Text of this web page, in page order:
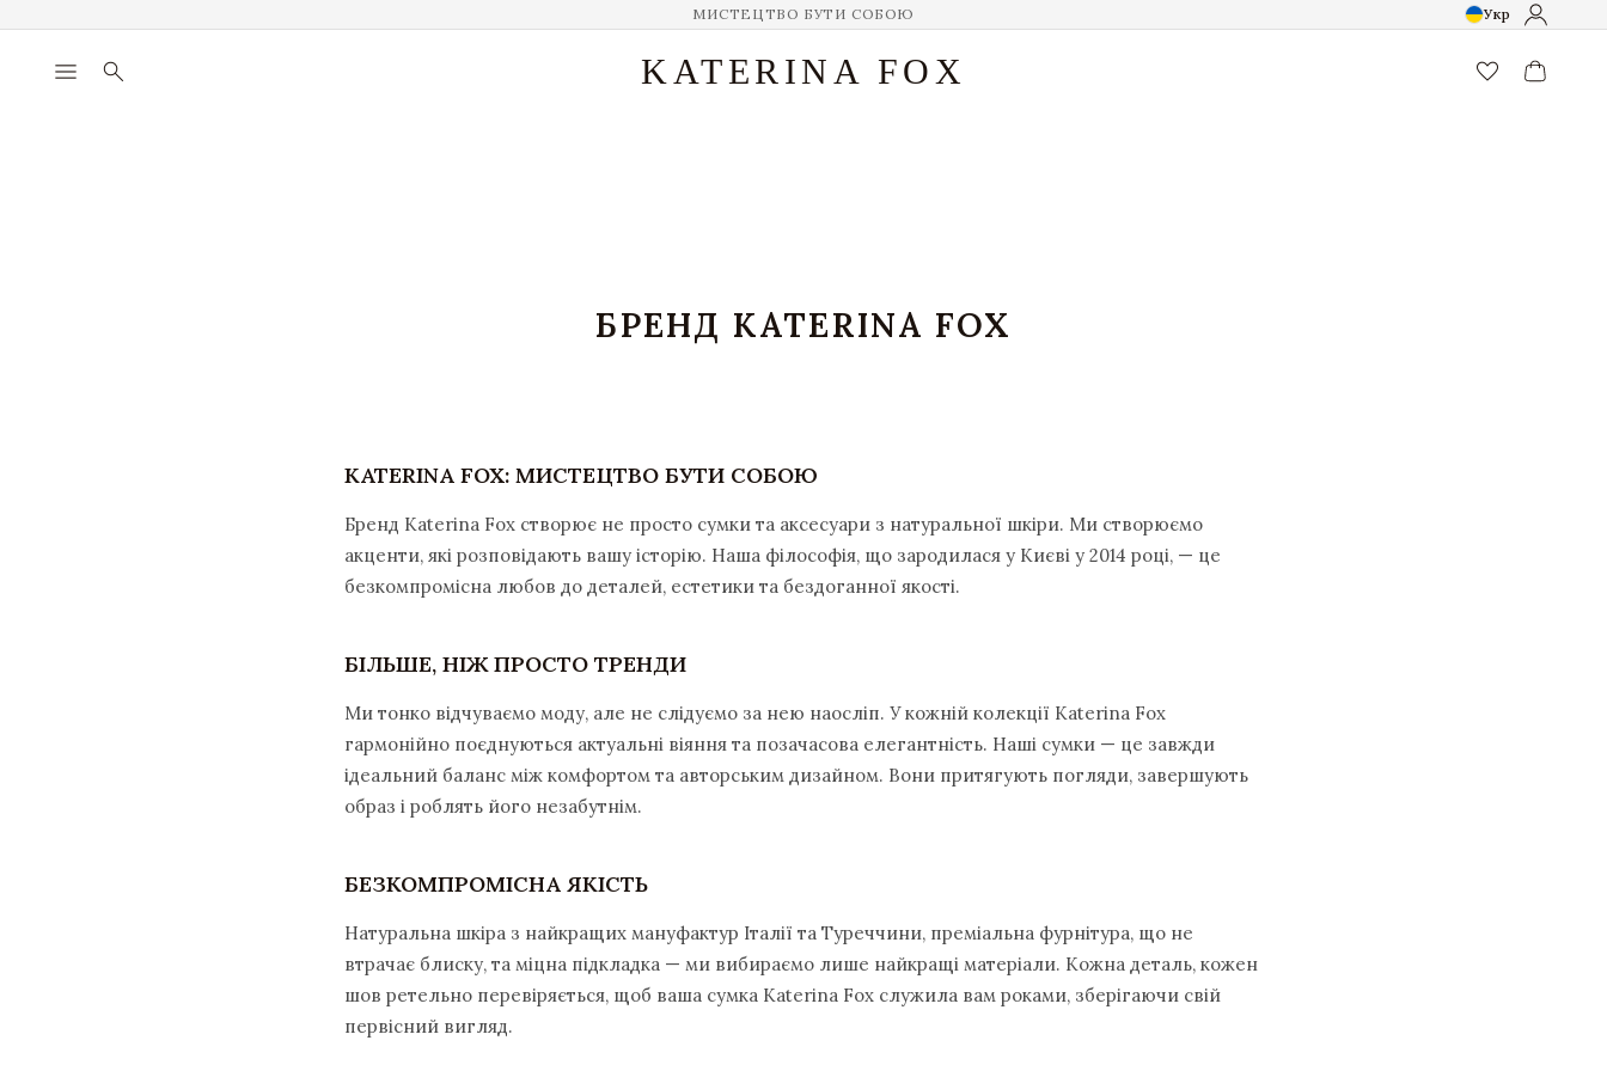
МИСТЕЦТВО БУТИ СОБОЮ Укр
menu search KATERINA FOX favorite_border
БРЕНД KATERINA FOX
KATERINA FOX: МИСТЕЦТВО БУТИ СОБОЮ
Бренд Katerina Fox створює не просто сумки та аксесуари з натуральної шкіри. Ми створюємо
акценти, які розповідають вашу історію. Наша філософія, що зародилася у Києві у 2014 році, — це
безкомпромісна любов до деталей, естетики та бездоганної якості.
БІЛЬШЕ, НІЖ ПРОСТО ТРЕНДИ
Ми тонко відчуваємо моду, але не слідуємо за нею наосліп. У кожній колекції Katerina Fox
гармонійно поєднуються актуальні віяння та позачасова елегантність. Наші сумки — це завжди
ідеальний баланс між комфортом та авторським дизайном. Вони притягують погляди, завершують
образ і роблять його незабутнім.
БЕЗКОМПРОМІСНА ЯКІСТЬ
Натуральна шкіра з найкращих мануфактур Італії та Туреччини, преміальна фурнітура, що не
втрачає блиску, та міцна підкладка — ми вибираємо лише найкращі матеріали. Кожна деталь, кожен
шов ретельно перевіряється, щоб ваша сумка Katerina Fox служила вам роками, зберігаючи свій
первісний вигляд.